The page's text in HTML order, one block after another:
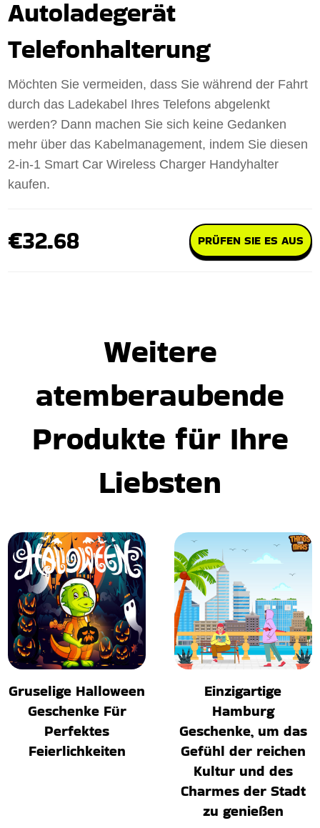
Autoladegerät
Telefonhalterung
Möchten Sie vermeiden, dass Sie während der Fahrt
durch das Ladekabel Ihres Telefons abgelenkt
werden? Dann machen Sie sich keine Gedanken
mehr über das Kabelmanagement, indem Sie diesen
2-in-1 Smart Car Wireless Charger Handyhalter
kaufen.
€32.68 PRÜFEN SIE ES AUS
Weitere
atemberaubende
Produkte für Ihre
Liebsten
Gruselige Halloween
Geschenke Für
Perfektes
Feierlichkeiten
Einzigartige
Hamburg
Geschenke, um das
Gefühl der reichen
Kultur und des
Charmes der Stadt
zu genießen